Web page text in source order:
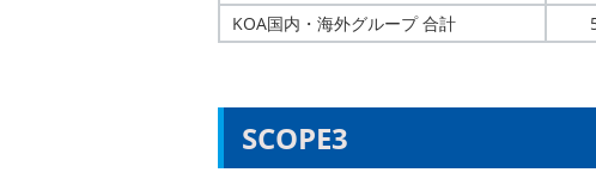
KOA国内・海外グループ 合計
SCOPE3